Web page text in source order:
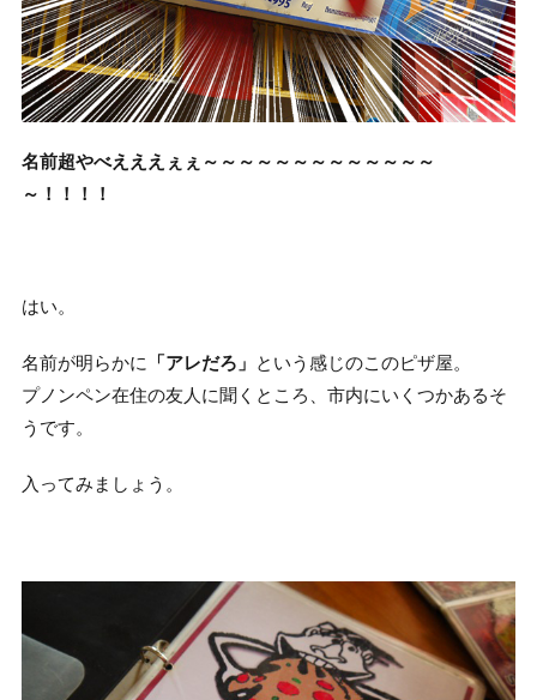
名前超やべえええぇぇ～～～～～～～～～～～～～
～！！！！
はい。
名前が明らかに 「アレだろ」 という感じのこのピザ屋。
プノンペン在住の友人に聞くところ、市内にいくつかあるそ
うです。
入ってみましょう。